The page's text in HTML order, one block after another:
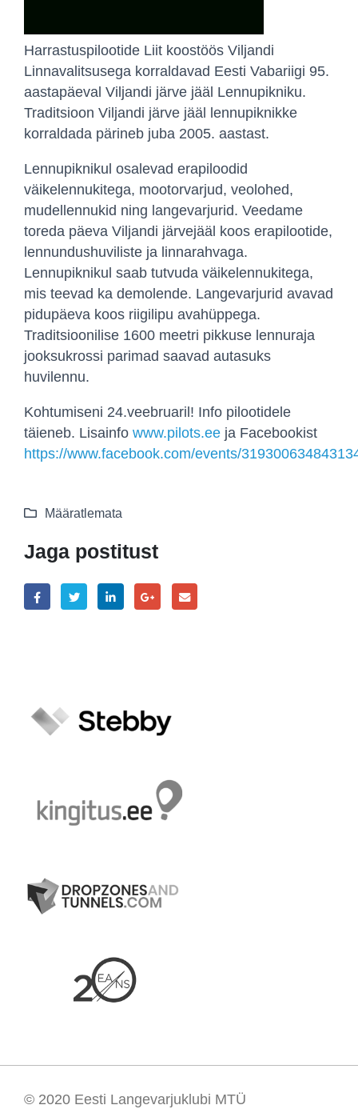
Harrastuspilootide Liit koostöös Viljandi
Linnavalitsusega korraldavad Eesti Vabariigi 95.
aastapäeval Viljandi järve jääl Lennupikniku.
Traditsioon Viljandi järve jääl lennupiknikke
korraldada pärineb juba 2005. aastast.
Lennupiknikul osalevad erapiloodid
väikelennukitega, mootorvarjud, veolohed,
mudellennukid ning langevarjurid. Veedame
toreda päeva Viljandi järvejääl koos erapilootide,
lennundushuviliste ja linnarahvaga.
Lennupiknikul saab tutvuda väikelennukitega,
mis teevad ka demolende. Langevarjurid avavad
pidupäeva koos riigilipu avahüppega.
Traditsioonilise 1600 meetri pikkuse lennuraja
jooksukrossi parimad saavad autasuks
huvilennu.
Kohtumiseni 24.veebruaril! Info pilootidele
täieneb. Lisainfo www.pilots.ee ja Facebookist
https://www.facebook.com/events/
Määratlemata
Jaga postitust
© 2020 Eesti Langevarjuklubi MTÜ